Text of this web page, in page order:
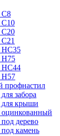
С8
С10
С20
НС35
Н75
Н57
профнастил
забора
крыши
дерево
камень